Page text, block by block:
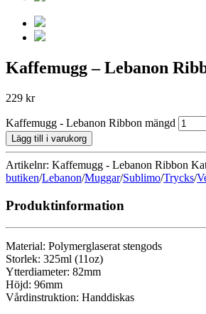
Kaffemugg – Lebanon
229 kr
Kaffemugg - Lebanon Ribbon mängd
Lägg till i varukorg
Artikelnr: Kaffemugg - Lebanon Ribbon
butiken/Lebanon/Muggar/Sublimo/Trycks/
Produktinformation
Material: Polymerglaserat stengods
Storlek: 325ml (11oz)
Ytterdiameter: 82mm
Höjd: 96mm
Vårdinstruktion: Handdiskas